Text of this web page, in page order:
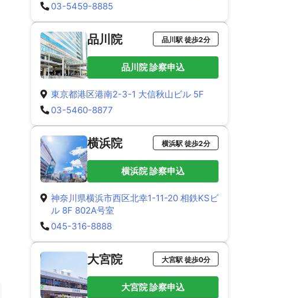
03-5459-8885
品川院 品川駅 徒歩2分
品川院 診察申込
東京都港区港南2-3-1 大信秋山ビル 5F
03-5460-8877
横浜院 横浜駅 徒歩2分
横浜院 診察申込
神奈川県横浜市西区北幸1-11-20 相鉄KSビ
ル 8F 802A号室
045-316-8888
大宮院 大宮駅 徒歩0分
大宮院 診察申込